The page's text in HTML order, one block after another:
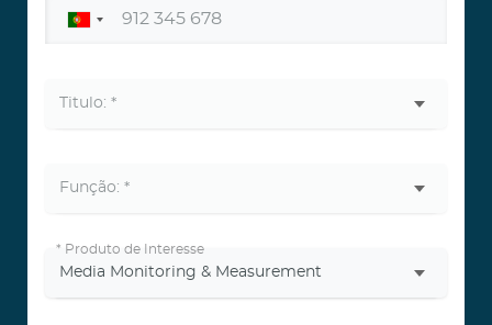
* Produto de Interesse